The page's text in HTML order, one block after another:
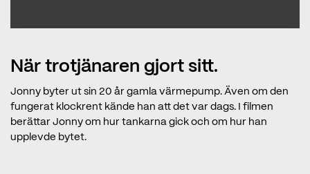
När trotjänaren gjort sitt.
Jonny byter ut sin 20 år gamla värmepump. Även om den
fungerat klockrent kände han att det var dags. I filmen
berättar Jonny om hur tankarna gick och om hur han
upplevde bytet.